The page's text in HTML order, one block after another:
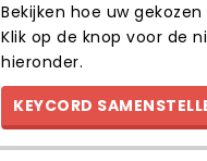
Bekijken hoe uw
Klik op de knop voor de
hieronder.
KEYCORD